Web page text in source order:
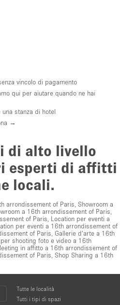
vincolo di pagamento
qui per aiutare quando ne hai
stanza di hotel
→
di alto livello
esperti di affitti
locali.
arrondissement of Paris Showroom a
a 16th arrondissement of Paris
of Paris Location per eventi a
per eventi a 16th arrondissement of
of Paris Gallerie d'arte a 16th
shooting foto e video a 16th
in affitto a 16th arrondissement of
of Paris Shop Sharing a 16th
Tutte le località
Tutti i tipi di spazi